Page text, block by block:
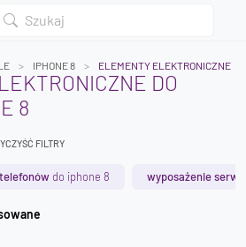
Szukaj
aby kontynuować.
IPHONE 8 ELEMENTY ELEKTRONICZNE
DO
8
FILTRY
do iphone 8 wyposażenie